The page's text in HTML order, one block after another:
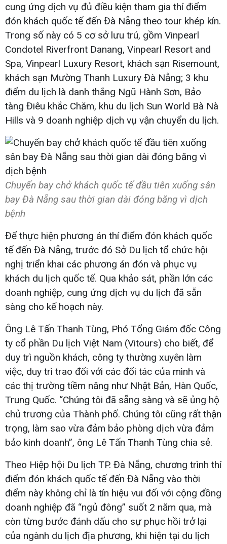
cung ứng dịch vụ đủ điều kiện tham gia thí điểm
đón khách quốc tế đến Đà Nẵng theo tour khép kín.
Trong số này có 5 cơ sở lưu trú, gồm Vinpearl
Condotel Riverfront Danang, Vinpearl Resort and
Spa, Vinpearl Luxury Resort, khách sạn Risemount,
khách sạn Mường Thanh Luxury Đà Nẵng; 3 khu
điểm du lịch là danh thắng Ngũ Hành Sơn, Bảo
tàng Điêu khắc Chăm, khu du lịch Sun World Bà Nà
Hills và 9 doanh nghiệp dịch vụ vận chuyển du lịch.
Chuyến bay chở khách quốc tế đầu tiên xuống sân
bay Đà Nẵng sau thời gian dài đóng băng vì dịch
bệnh
Để thực hiện phương án thí điểm đón khách quốc
tế đến Đà Nẵng, trước đó Sở Du lịch tổ chức hội
nghị triển khai các phương án đón và phục vụ
khách du lịch quốc tế. Qua khảo sát, phần lớn các
doanh nghiệp, cung ứng dịch vụ du lịch đã sẵn
sàng cho kế hoạch này.
Ông Lê Tấn Thanh Tùng, Phó Tổng Giám đốc Công
ty cổ phần Du lịch Việt Nam (Vitours) cho biết, để
duy trì nguồn khách, công ty thường xuyên làm
việc, duy trì trao đổi với các đối tác của mình và
các thị trường tiềm năng như Nhật Bản, Hàn Quốc,
Trung Quốc. “Chúng tôi đã sẵng sàng và sẽ ủng hộ
chủ trương của Thành phố. Chúng tôi cũng rất thận
trọng, làm sao vừa đảm bảo phòng dịch vừa đảm
bảo kinh doanh”, ông Lê Tấn Thanh Tùng chia sẻ.
Theo Hiệp hội Du lịch TP. Đà Nẵng, chương trình thí
điểm đón khách quốc tế đến Đà Nẵng vào thời
điểm này không chỉ là tín hiệu vui đối với cộng đồng
doanh nghiệp đã “ngủ đông” suốt 2 năm qua, mà
còn từng bước đánh dấu cho sự phục hồi trở lại
của ngành du lịch địa phương, khi hiện tại du lịch